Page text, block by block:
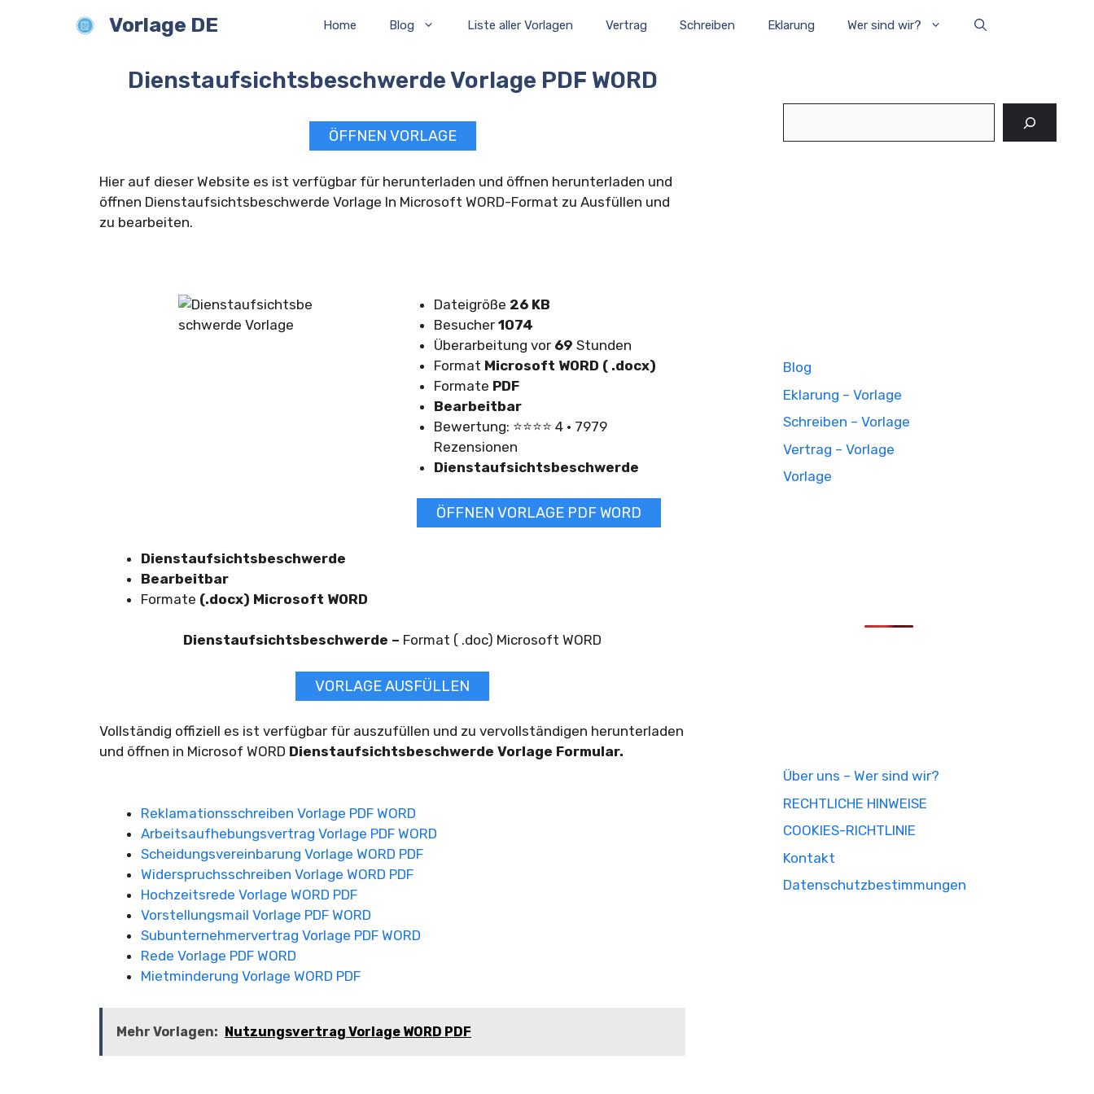
Vorlage DE Home Blog Liste aller Vorlagen Vertrag Schreiben Eklarung Wer sind wir?
Dienstaufsichtsbeschwerde Vorlage PDF WORD
ÖFFNEN VORLAGE
Hier auf dieser Website es ist verfügbar für herunterladen und öffnen herunterladen und
öffnen Dienstaufsichtsbeschwerde Vorlage In Microsoft WORD-Format zu Ausfüllen und
zu bearbeiten.
Dateigröße 26 KB
Besucher 1074
Überarbeitung vor 69 Stunden
Format Microsoft WORD ( .docx)
Formate PDF
Bearbeitbar
Bewertung: ⭐⭐⭐⭐ 4 · 7979
Rezensionen
Dienstaufsichtsbeschwerde
ÖFFNEN VORLAGE PDF WORD
Dienstaufsichtsbeschwerde
Bearbeitbar
Formate (.docx) Microsoft WORD
Dienstaufsichtsbeschwerde – Format ( .doc) Microsoft WORD
VORLAGE AUSFÜLLEN
Vollständig offiziell es ist verfügbar für auszufüllen und zu vervollständigen herunterladen
und öffnen in Microsof WORD Dienstaufsichtsbeschwerde Vorlage Formular.
Reklamationsschreiben Vorlage PDF WORD
Arbeitsaufhebungsvertrag Vorlage PDF WORD
Scheidungsvereinbarung Vorlage WORD PDF
Widerspruchsschreiben Vorlage WORD PDF
Hochzeitsrede Vorlage WORD PDF
Vorstellungsmail Vorlage PDF WORD
Subunternehmervertrag Vorlage PDF WORD
Rede Vorlage PDF WORD
Mietminderung Vorlage WORD PDF
Mehr Vorlagen: Nutzungsvertrag Vorlage WORD PDF
Blog
Eklarung – Vorlage
Schreiben – Vorlage
Vertrag – Vorlage
Vorlage
Über uns – Wer sind wir?
RECHTLICHE HINWEISE
COOKIES-RICHTLINIE
Kontakt
Datenschutzbestimmungen